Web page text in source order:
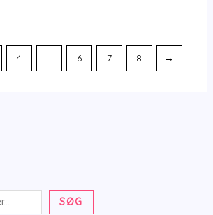
SØG
4 … 6 7 8 →